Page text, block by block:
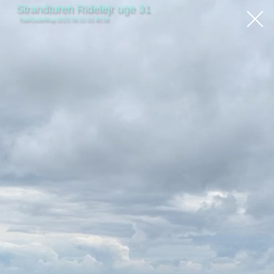
Strandturen Ridelejr uge 31
TourGuideMap-2023.08.02-03.40.06